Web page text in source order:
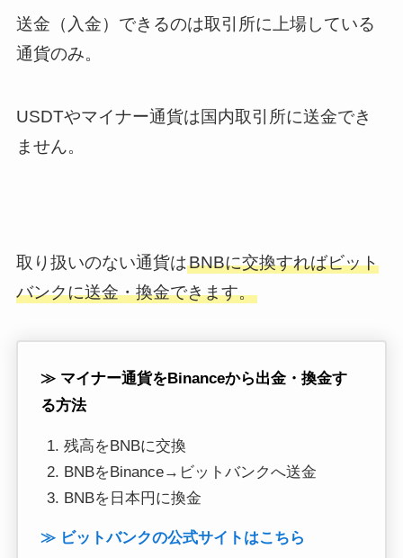
送金（入金）できるのは取引所に上場している
通貨のみ。
USDTやマイナー通貨は国内取引所に送金でき
ません。
取り扱いのない通貨はBNBに交換すればビット
バンクに送金・換金できます。
≫ マイナー通貨をBinanceから出金・換金す
る方法
残高をBNBに交換
BNBをBinance→ビットバンクへ送金
BNBを日本円に換金
≫ ビットバンクの公式サイトはこちら